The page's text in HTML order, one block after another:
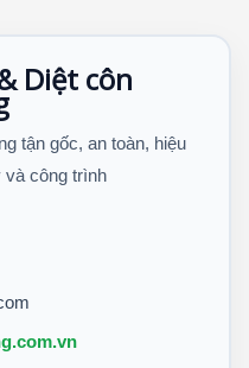
Diệt côn
tận gốc, an toàn, hiệu
và công trình